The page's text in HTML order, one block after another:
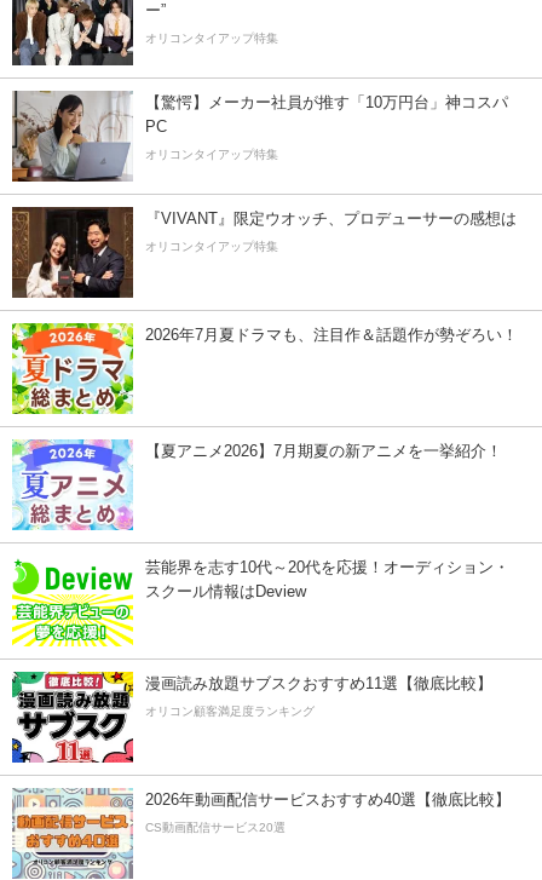
ー”
オリコンタイアップ特集
【驚愕】メーカー社員が推す「10万円台」神コスパ
PC
オリコンタイアップ特集
『VIVANT』限定ウオッチ、プロデューサーの感想は
オリコンタイアップ特集
2026年7月夏ドラマも、注目作＆話題作が勢ぞろい！
【夏アニメ2026】7月期夏の新アニメを一挙紹介！
芸能界を志す10代～20代を応援！オーディション・
スクール情報はDeview
漫画読み放題サブスクおすすめ11選【徹底比較】
オリコン顧客満足度ランキング
2026年動画配信サービスおすすめ40選【徹底比較】
CS動画配信サービス20選